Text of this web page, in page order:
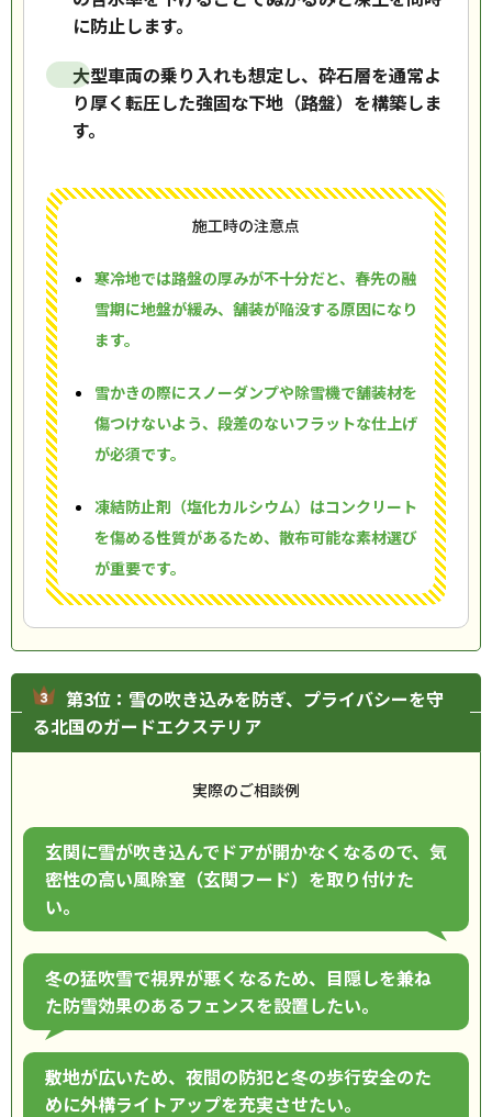
に防止します。
大型車両の乗り入れも想定し、砕石層を通常よ
り厚く転圧した強固な下地（路盤）を構築しま
す。
施工時の注意点
寒冷地では路盤の厚みが不十分だと、春先の融
雪期に地盤が緩み、舗装が陥没する原因になり
ます。
雪かきの際にスノーダンプや除雪機で舗装材を
傷つけないよう、段差のないフラットな仕上げ
が必須です。
凍結防止剤（塩化カルシウム）はコンクリート
を傷める性質があるため、散布可能な素材選び
が重要です。
第3位：雪の吹き込みを防ぎ、プライバシーを守
る北国のガードエクステリア
実際のご相談例
玄関に雪が吹き込んでドアが開かなくなるので、気
密性の高い風除室（玄関フード）を取り付けた
い。
冬の猛吹雪で視界が悪くなるため、目隠しを兼ね
た防雪効果のあるフェンスを設置したい。
敷地が広いため、夜間の防犯と冬の歩行安全のた
めに外構ライトアップを充実させたい。